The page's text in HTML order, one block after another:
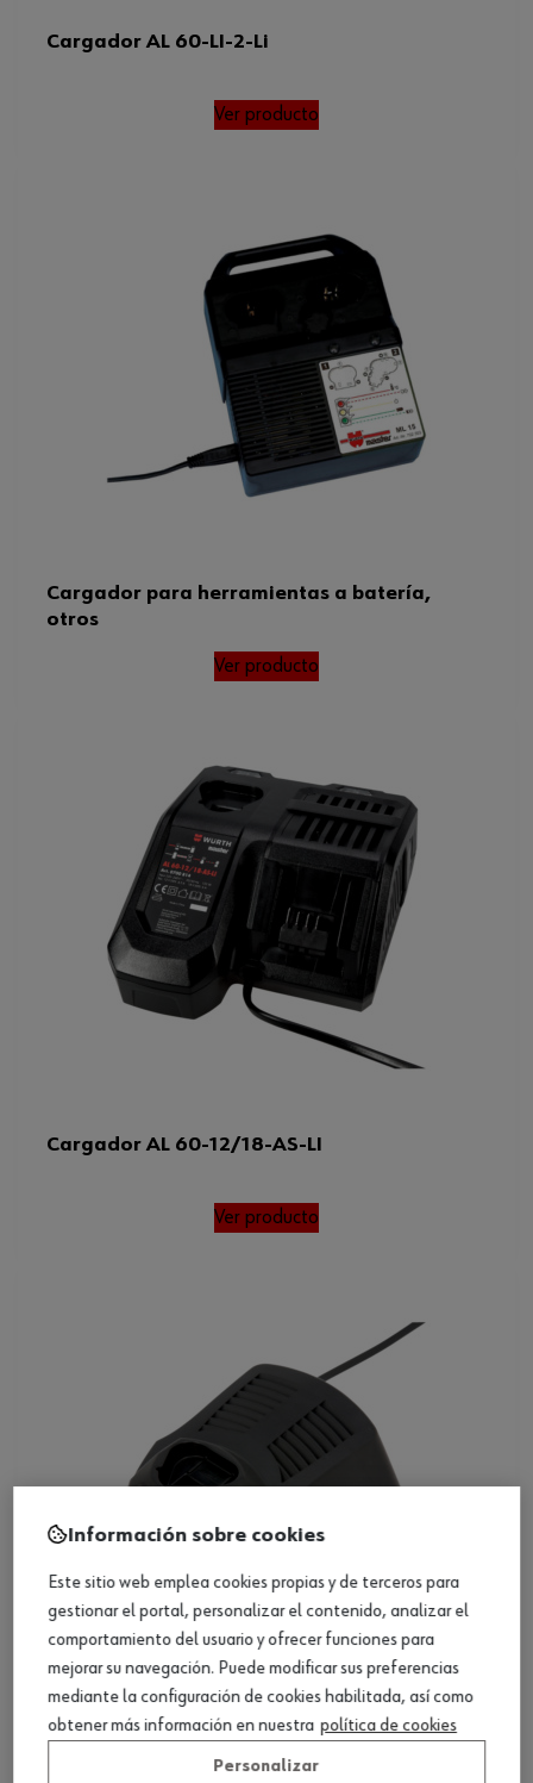
Cargador AL 60-LI-2-Li
Ver producto
Cargador para herramientas a batería,
otros
Ver producto
Cargador AL 60-12/18-AS-LI
Ver producto
Cargador de 12 V AL 30-LI
Ver producto
Información sobre cookies
Este sitio web emplea cookies propias y de terceros para
gestionar el portal, personalizar el contenido, analizar el
comportamiento del usuario y ofrecer funciones para
mejorar su navegación. Puede modificar sus preferencias
mediante la configuración de cookies habilitada, así como
obtener más información en nuestra política de cookies
Personalizar